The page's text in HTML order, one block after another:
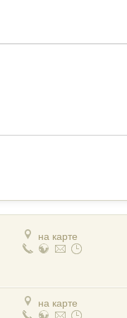
на карте
на карте